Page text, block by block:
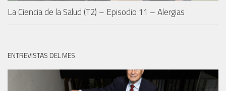
La Ciencia de la Salud (T2) – Episodio 11 – Alergias
ENTREVISTAS DEL MES